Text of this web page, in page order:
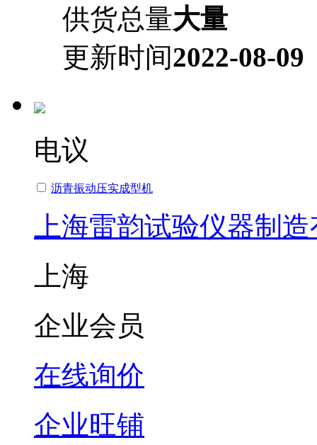
供货总量大量
更新时间2022-08-09
电议
沥青振动压实成型机
上海雷韵试验仪器制
上海
企业会员
在线询价
企业旺铺